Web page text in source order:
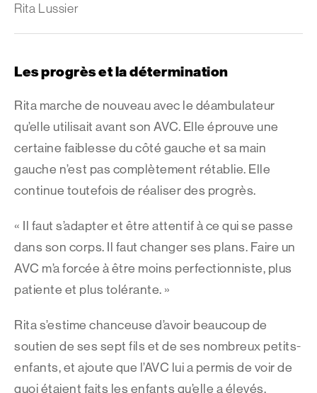
Rita Lussier
Les progrès et la détermination
Rita marche de nouveau avec le déambulateur
qu’elle utilisait avant son AVC. Elle éprouve une
certaine faiblesse du côté gauche et sa main
gauche n’est pas complètement rétablie. Elle
continue toutefois de réaliser des progrès.
« Il faut s’adapter et être attentif à ce qui se passe
dans son corps. Il faut changer ses plans. Faire un
AVC m’a forcée à être moins perfectionniste, plus
patiente et plus tolérante. »
Rita s’estime chanceuse d’avoir beaucoup de
soutien de ses sept fils et de ses nombreux petits-
enfants, et ajoute que l’AVC lui a permis de voir de
quoi étaient faits les enfants qu’elle a élevés.